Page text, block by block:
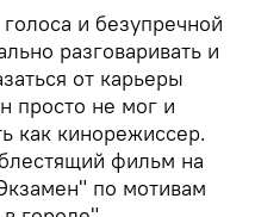
и безупречной
разговаривать и
от карьеры
просто не мог и
как кинорежиссер.
фильм на
по мотивам